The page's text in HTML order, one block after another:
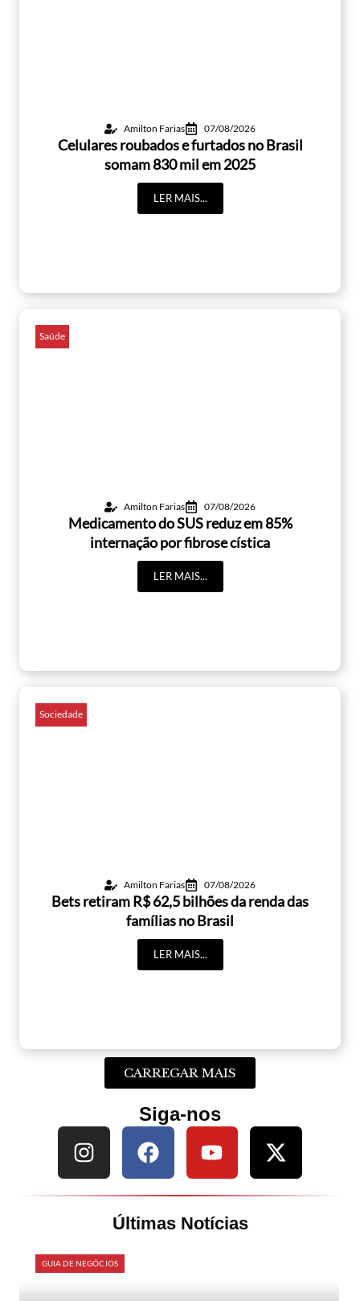
Amilton Farias 07/08/2026
Celulares roubados e furtados no Brasil
somam 830 mil em 2025
LER MAIS...
Saúde
Amilton Farias 07/08/2026
Medicamento do SUS reduz em 85%
internação por fibrose cística
LER MAIS...
Sociedade
Amilton Farias 07/08/2026
Bets retiram R$ 62,5 bilhões da renda das
famílias no Brasil
LER MAIS...
CARREGAR MAIS
Siga-nos
Últimas Notícias
GUIA DE NEGÓCIOS